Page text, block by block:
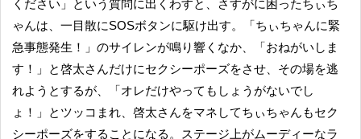
ください」という質問に出くわすと、さすがに困ったちぃち
ゃんは、一目散にSOSボタンに駆け出す。「ちぃちゃんに緊
急事態発生！」のサイレンが鳴り響くなか、「おねがいしま
す！」と啓太さんだけにセクシーポーズをさせ、その場を逃
れようとするが、「オレだけやってもしょうがないでし
ょ！」とツッコまれ、啓太さんをマネしてちぃちゃんもセク
シーポーズをすることになる。ステージ上がムーディーなラ